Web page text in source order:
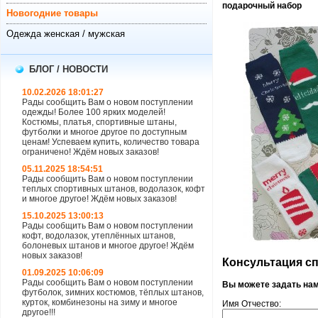
Новогодние товары
Одежда женская / мужская
БЛОГ / НОВОСТИ
10.02.2026 18:01:27
Рады сообщить Вам о новом поступлении
одежды! Более 100 ярких моделей!
Костюмы, платья, спортивные штаны,
футболки и многое другое по доступным
ценам! Успеваем купить, количество товара
ограничено! Ждём новых заказов!
05.11.2025 18:54:51
Рады сообщить Вам о новом поступлении
теплых спортивных штанов, водолазок, кофт
и многое другое! Ждём новых заказов!
15.10.2025 13:00:13
Рады сообщить Вам о новом поступлении
кофт, водолазок, утеплённых штанов,
болоневых штанов и многое другое! Ждём
новых заказов!
01.09.2025 10:06:09
Рады сообщить Вам о новом поступлении
футболок, зимних костюмов, тёплых штанов,
курток, комбинезоны на зиму и многое
другое!!!
подарочный набор
Консультация
Вы можете задать
Имя Отчество: